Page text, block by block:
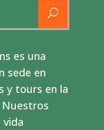
es una
sede en
y tours en la